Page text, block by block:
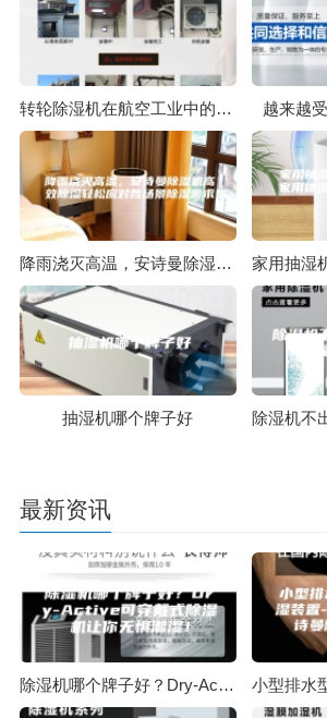
转轮除湿机在航空工业中的应用分析 越来越
降雨浇灭高温，安诗曼除湿机高效除湿轻松应对各场景除湿需求
抽湿机哪个牌子好
最新资讯
除湿机哪个牌子好？Dry-Active可穿戴式除湿机让你无惧潮湿！